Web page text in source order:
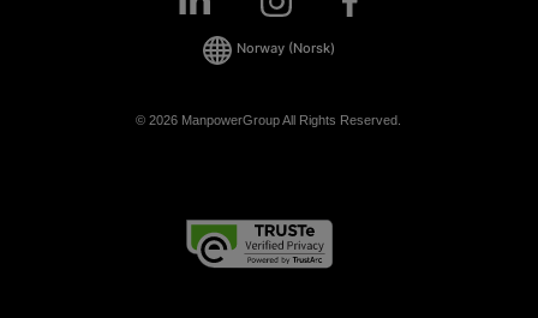
© 2026 ManpowerGroup All Rights Reserved.
Norway (Norsk)